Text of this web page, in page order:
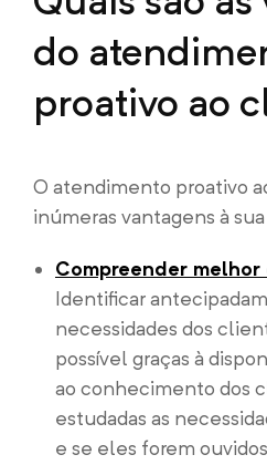
do
proativo ao
O atendimento proativo
inúmeras vantagens à
Compreender melhor
Identificar
necessidades dos
possível graças à
ao conhecimento dos
estudadas as
e se eles forem